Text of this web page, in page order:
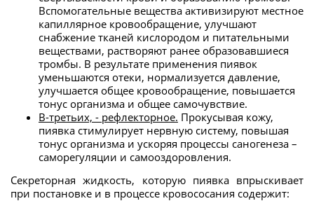
Вспомогательные вещества активизируют местное
капиллярное кровообращение, улучшают
снабжение тканей кислородом и питательными
веществами, растворяют ранее образовавшиеся
тромбы. В результате применения пиявок
уменьшаются отеки, нормализуется давление,
улучшается общее кровообращение, повышается
тонус организма и общее самочувствие.
В-третьих, - рефлекторное. Прокусывая кожу,
пиявка стимулирует нервную систему, повышая
тонус организма и ускоряя процессы саногенеза –
саморегуляции и самооздоровления.
Секреторная жидкость, которую пиявка впрыскивает
при постановке и в процессе кровососания содержит: